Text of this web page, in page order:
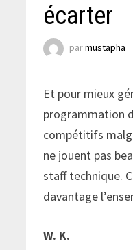
écarter
parmustapha
Et pour mieux
programmation
compétitifs
ne jouent pas
staff technique.
davantage
W. K.